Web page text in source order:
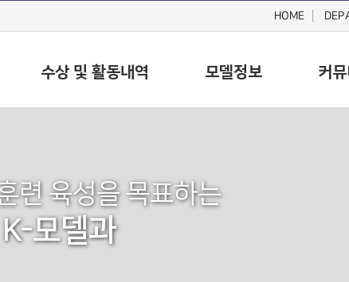
HOME
수상 및 활동내역 모델정보 커뮤
련 육성을 목표하는
모델과